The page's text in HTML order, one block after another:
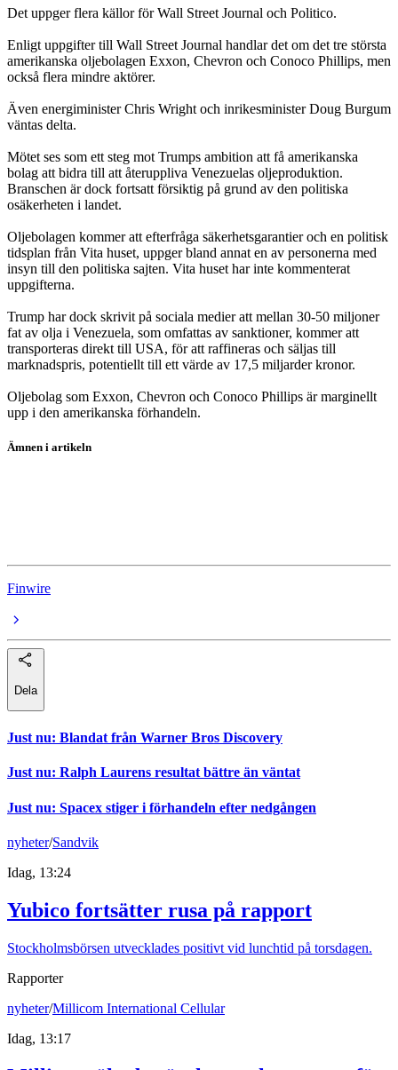
Det uppger flera källor för Wall Street Journal och Politico.
Enligt uppgifter till Wall Street Journal handlar det om det tre största
amerikanska oljebolagen Exxon, Chevron och Conoco Phillips, men
också flera mindre aktörer.
Även energiminister Chris Wright och inrikesminister Doug Burgum
väntas delta.
Mötet ses som ett steg mot Trumps ambition att få amerikanska
bolag att bidra till att återuppliva Venezuelas oljeproduktion.
Branschen är dock fortsatt försiktig på grund av den politiska
osäkerheten i landet.
Oljebolagen kommer att efterfråga säkerhetsgarantier och en politisk
tidsplan från Vita huset, uppger bland annat en av personerna med
insyn till den politiska sajten. Vita huset har inte kommenterat
uppgifterna.
Trump har dock skrivit på sociala medier att mellan 30-50 miljoner
fat av olja i Venezuela, som omfattas av sanktioner, kommer att
transporteras direkt till USA, för att raffineras och säljas till
marknadspris, potentiellt till ett värde av 17,5 miljarder kronor.
Oljebolag som Exxon, Chevron och Conoco Phillips är marginellt
upp i den amerikanska förhandeln.
Ämnen i artikeln
Finwire
Dela
Just nu: Blandat från Warner Bros Discovery
Just nu: Ralph Laurens resultat bättre än väntat
Just nu: Spacex stiger i förhandeln efter nedgången
nyheter/Sandvik
Idag, 13:24
Yubico fortsätter rusa på rapport
Stockholmsbörsen utvecklades positivt vid lunchtid på torsdagen.
Rapporter
nyheter/Millicom International Cellular
Idag, 13:17